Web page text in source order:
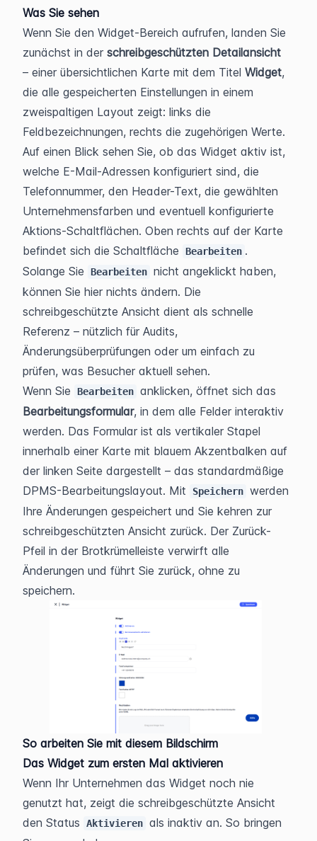
Was Sie sehen
Wenn Sie den Widget-Bereich aufrufen, landen Sie
zunächst in der schreibgeschützten Detailansicht
– einer übersichtlichen Karte mit dem Titel Widget,
die alle gespeicherten Einstellungen in einem
zweispaltigen Layout zeigt: links die
Feldbezeichnungen, rechts die zugehörigen Werte.
Auf einen Blick sehen Sie, ob das Widget aktiv ist,
welche E-Mail-Adressen konfiguriert sind, die
Telefonnummer, den Header-Text, die gewählten
Unternehmensfarben und eventuell konfigurierte
Aktions-Schaltflächen. Oben rechts auf der Karte
befindet sich die Schaltfläche
Bearbeiten .
Solange Sie
Bearbeiten nicht angeklickt haben,
können Sie hier nichts ändern. Die
schreibgeschützte Ansicht dient als schnelle
Referenz – nützlich für Audits,
Änderungsüberprüfungen oder um einfach zu
prüfen, was Besucher aktuell sehen.
Wenn Sie
Bearbeiten
Bearbeitungsformular, in dem alle Felder interaktiv
werden. Das Formular ist als vertikaler Stapel
innerhalb einer Karte mit blauem Akzentbalken auf
der linken Seite dargestellt – das standardmäßige
DPMS-Bearbeitungslayout. Mit
Speichern werden
Ihre Änderungen gespeichert und Sie kehren zur
schreibgeschützten Ansicht zurück. Der Zurück-
Pfeil in der Brotkrümelleiste verwirft alle
Änderungen und führt Sie zurück, ohne zu
speichern.
So arbeiten Sie mit diesem Bildschirm
Das Widget zum ersten Mal aktivieren
Wenn Ihr Unternehmen das Widget noch nie
genutzt hat, zeigt die schreibgeschützte Ansicht
den Status
Aktivieren als inaktiv an. So bringen